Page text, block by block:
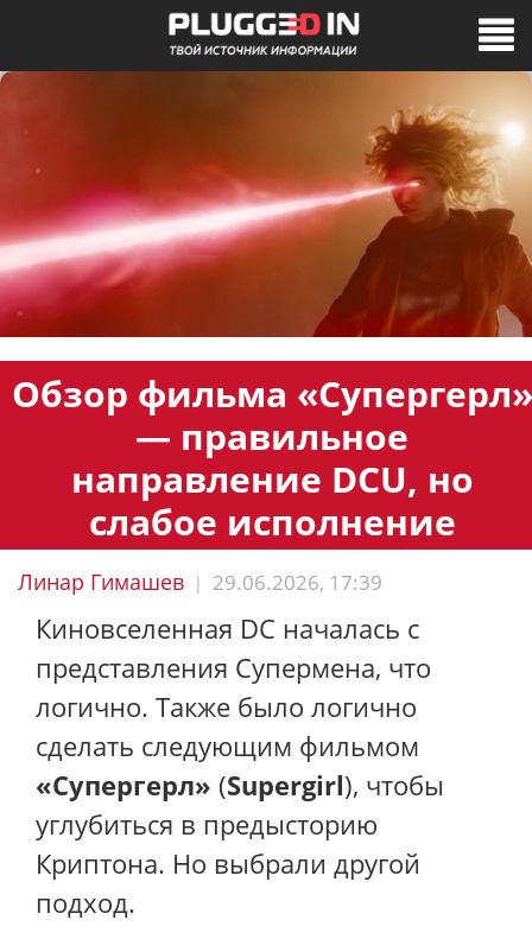
Обзор фильма «Супергерл»
— правильное
направление DCU, но
слабое исполнение
Линар Гимашев | 29.06.2026, 17:39
Киновселенная DC началась с
представления Супермена, что
логично. Также было логично
сделать следующим фильмом
«Супергерл» (Supergirl), чтобы
углубиться в предысторию
Криптона. Но выбрали другой
подход.